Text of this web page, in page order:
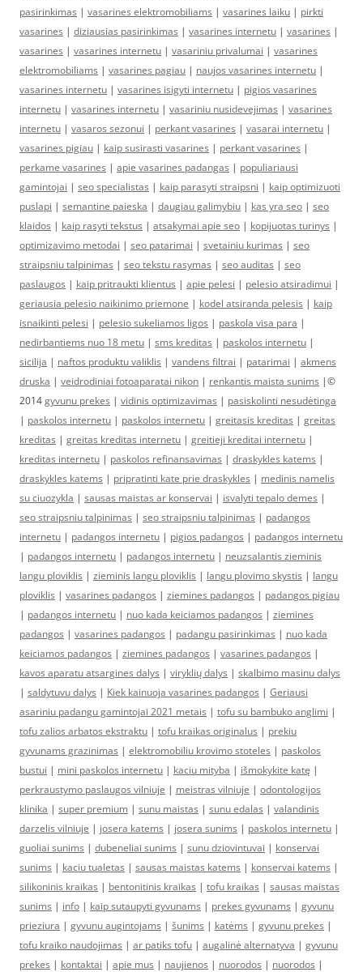
pasirinkimas | vasarines elektromobiliams | vasarines laiku | pirkti
vasarines | diziausias pasirinkimas | vasarines internetu | vasarines |
vasarines | vasarines internetu | vasariniu privalumai | vasarines
elektromobiliams | vasarines pagiau | naujos vasarines internetu |
vasarines internetu | vasarines isigyti internetu | pigios vasarines
internetu | vasarines internetu | vasariniu nusidevejimas | vasarines
internetu | vasaros sezonui | perkant vasarines | vasarai internetu |
vasarines pigiau | kaip susirasti vasarines | perkant vasarines |
perkame vasarines | apie vasarines padangas | populiariausi
gamintojai | seo specialistas | kaip parasyti straipsni | kaip optimizuoti
puslapi | semantine paieska | daugiau galimybiu | kas yra seo | seo
klaidos | kaip rasyti tekstus | atsakymai apie seo | kopijuotas turinys |
optimizavimo metodai | seo patarimai | svetainiu kurimas | seo
straipsniu talpinimas | seo tekstu rasymas | seo auditas | seo
paslaugos | kaip pritraukti klientus | apie pelesi | pelesio atsiradimui |
geriausia pelesio naikinimo priemone | kodel atsiranda pelesis | kaip
isnaikinti pelesi | pelesio sukeliamos ligos | paskola visa para |
nedirbantiems nuo 18 metu | sms kreditas | paskolos internetu |
sicilija | naftos produktu valiklis | vandens filtrai | patarimai | akmens
druska | veidrodiniai fotoaparatai nikon | renkantis maista sunims |©
2014gyvunu prekes | vidinis optimizavimas | pasiskolinti nesudėtinga
| paskolos internetu | paskolos internetu | greitasis kreditas | greitas
kreditas | greitas kreditas internetu | greitieji kreditai internetu |
kreditas internetu | paskolos refinansavimas | draskykles katems |
draskykles katems | pripratinti kate prie draskykles | medinis namelis
su ciuozykla | sausas maistas ar konservai | isvalyti tepalo demes |
seo straipsniu talpinimas | seo straipsniu talpinimas | padangos
internetu | padangos internetu | pigios padangos | padangos internetu
| padangos internetu | padangos internetu | neuzsalantis zieminis
langu ploviklis | zieminis langu ploviklis | langu plovimo skystis | langu
ploviklis | vasarines padangos | ziemines padangos | padangos pigiau
| padangos internetu | nuo kada keiciamos padangos | ziemines
padangos | vasarines padangos | padangu pasirinkimas | nuo kada
keiciamos padangos | ziemines padangos | vasarines padangos |
kavos aparatu atsargines dalys | viryklių dalys | skalbimo masinu dalys
| saldytuvu dalys | Kiek kainuoja vasarines padangos | Geriausi
asariniu padangu gamintojai 2021 metais | tofu su bambuko anglimi |
tofu zalios arbatos ekstraktu | tofu kraikas originalus | prekiu
gyvunams grazinimas | elektromobiliu krovimo stoteles | paskolos
bustui | mini paskolos internetu | kaciu mityba | išmokykite katę |
perkraustymo paslaugos vilniuje | meistras vilniuje | odontologijos
klinika | super premium | sunu maistas | sunu edalas | valandinis
darzelis vilniuje | josera katems | josera sunims | paskolos internetu |
guoliai sunims | dubeneliai sunims | sunu dziovintuvai | konservai
sunims | kaciu tualetas | sausas maistas katems | konservai katems |
silikoninis kraikas | bentonitinis kraikas | tofu kraikas | sausas maistas
sunims | info | kaip sutaupyti gyvunams | prekes gyvunams | gyvunu
prieziura | gyvunu augintojams | šunims | katėms | gyvunu prekes |
tofu kraiko naudojimas | ar patiks tofu | augalinė alternatyva | gyvunu
prekes | kontaktai | apie mus | naujienos | nuorodos | nuorodos |